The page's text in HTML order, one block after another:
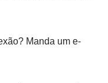
Manda um e-